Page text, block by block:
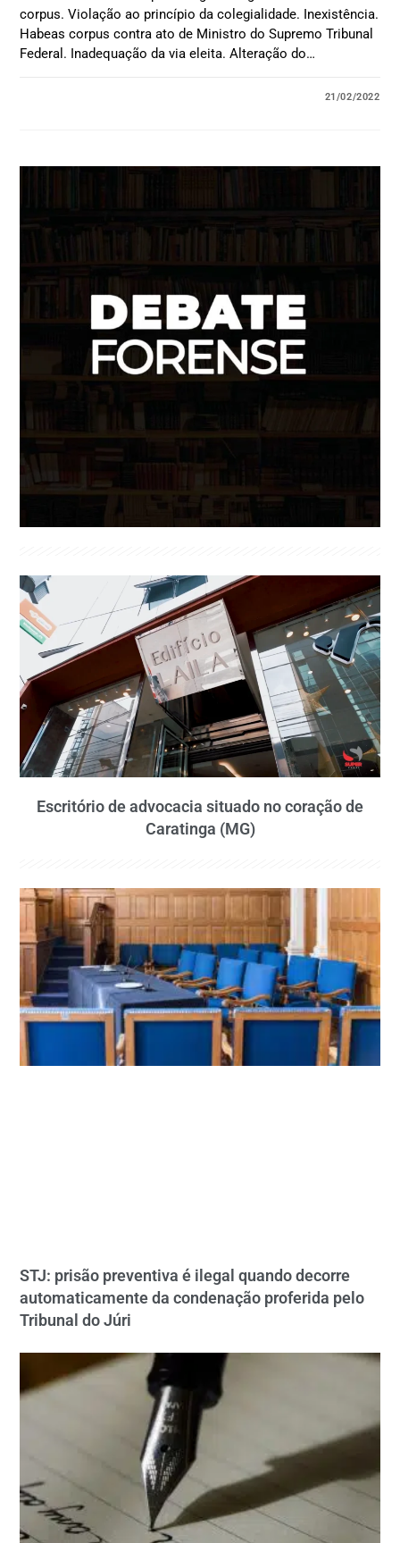
corpus. Violação ao princípio da colegialidade. Inexistência.
Habeas corpus contra ato de Ministro do Supremo Tribunal
Federal. Inadequação da via eleita. Alteração do…
21/02/2022
Escritório de advocacia situado no coração de
Caratinga (MG)
STJ: prisão preventiva é ilegal quando decorre
automaticamente da condenação proferida pelo
Tribunal do Júri